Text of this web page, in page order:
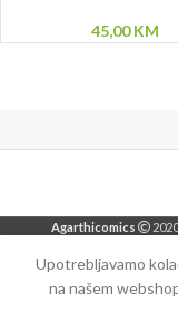
45,00KM
Agarthicomics
Upotrebljavamo
na našem